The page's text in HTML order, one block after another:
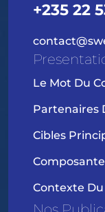
+235 22
Le Mot Du
Partenaires
Cibles
Contexte